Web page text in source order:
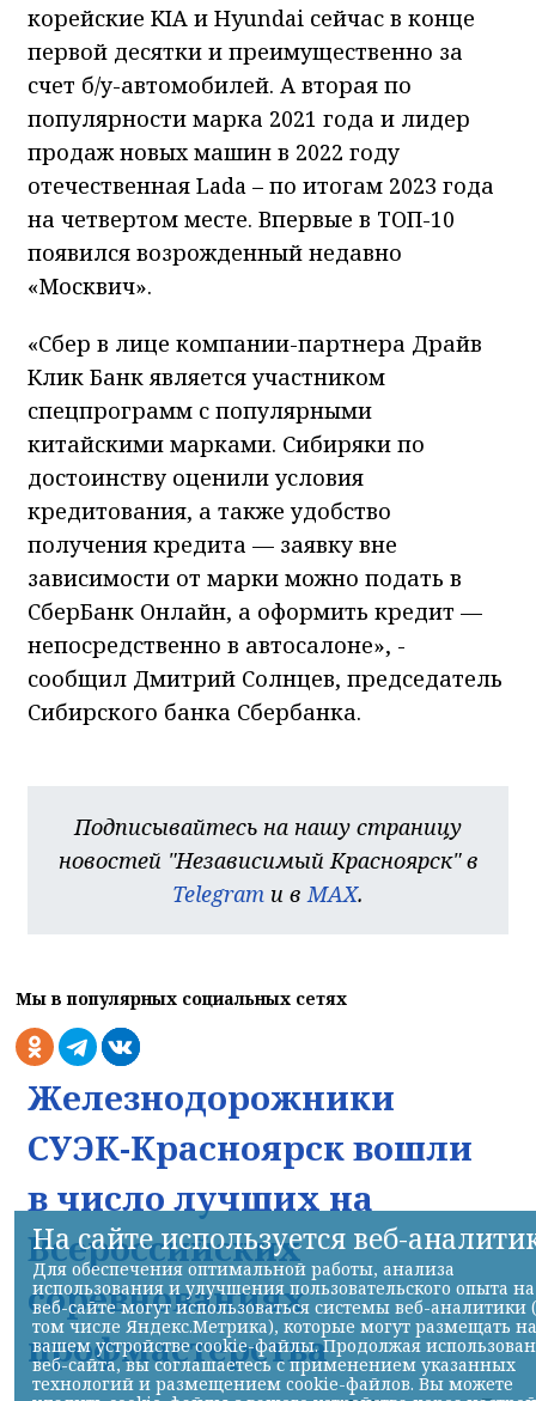
корейские KIA и Hyundai сейчас в конце
первой десятки и преимущественно за
счет б/у-автомобилей. А вторая по
популярности марка 2021 года и лидер
продаж новых машин в 2022 году
отечественная Lada – по итогам 2023 года
на четвертом месте. Впервые в ТОП-10
появился возрожденный недавно
«Москвич».
«Сбер в лице компании-партнера Драйв
Клик Банк является участником
спецпрограмм с популярными
китайскими марками. Сибиряки по
достоинству оценили условия
кредитования, а также удобство
получения кредита — заявку вне
зависимости от марки можно подать в
СберБанк Онлайн, а оформить кредит —
непосредственно в автосалоне», -
сообщил Дмитрий Солнцев, председатель
Сибирского банка Сбербанка.
Подписывайтесь на нашу страницу
новостей "Независимый Красноярск" в
Telegram и в MAX.
Мы в популярных социальных сетях
Железнодорожники
СУЭК-Красноярск вошли
в число лучших на
Всероссийских
соревнованиях
профмастерства
На сайте используется веб-
Для обеспечения оптимальной работы, анализа
использования и улучшения пользовательского опыта на
веб-сайте могут использоваться системы веб-аналитики
том числе Яндекс.Метрика), которые могут размещать на
вашем устройстве cookie-файлы. Продолжая
веб-сайта, вы соглашаетесь с применением указанных
технологий и размещением cookie-файлов. Вы можете